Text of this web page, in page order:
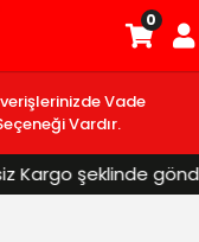
Vade
Vardır.
şeklinde
0